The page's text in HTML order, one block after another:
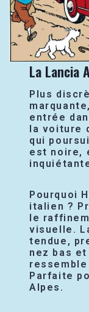
La Lancia
Plus
entrée
la voiture
qui
est noire,
Pourquoi
italien ?
le
visuelle.
tendue,
nez bas
Parfaite
Alpes.